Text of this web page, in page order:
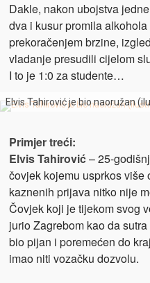
Dakle, nakon ubojstva
dva i kusur promila
prekoračenjem brzine,
vladanje presudili cijelom
I to je 1:0 za studente…
Elvis Tahirović je bio naoružan
Primjer treći:
Elvis Tahirović– 25-
čovjek kojemu usprkos više
kaznenih prijava nitko nije
Čovjek koji je tijekom svog
jurio Zagrebom kao da
bio pijan i poremećen do
imao niti vozačku dozvolu.